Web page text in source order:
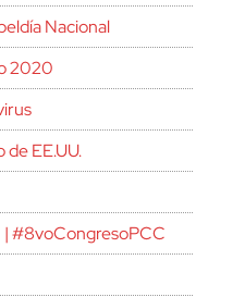
Nacional
2020
EE.UU.
| #8voCongresoPCC